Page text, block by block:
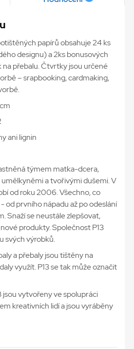
papírů obsahuje 24 ks
designu) a 2ks bonusových
přebalu. Čtvrtky jsou určené
– srapbooking, cardmaking,
ani lignin
týmem matka-dcera,
a tvořivými dušemi. V
od roku 2006. Všechno, co
od prvního nápadu až po odeslání
Snaží se neustále zlepšovat,
produkty. Společnost P13
svých výrobků.
a přebaly jsou tištěny na
využít. P13 se tak může označit
jsou vytvořeny ve spolupráci
kreativních lidí a jsou vyráběny